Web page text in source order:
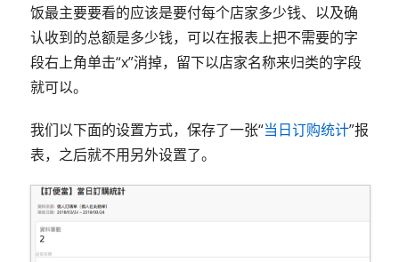
饭最主要要看的应该是要付每个店家多少钱、以及确
认收到的总额是多少钱，可以在报表上把不需要的字
段右上角单击“x”消掉，留下以店家名称来归类的字段
就可以。
我们以下面的设置方式，保存了一张“当日订购统计”报
表，之后就不用另外设置了。